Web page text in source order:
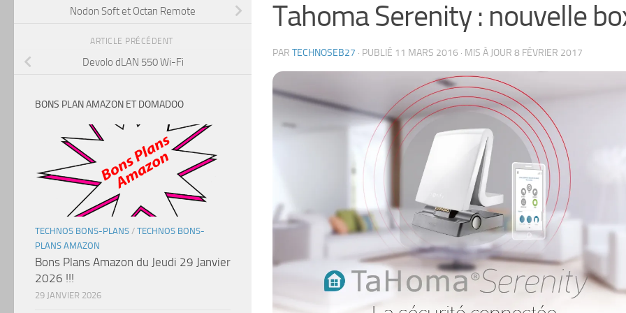
Tahoma Serenity : nouvelle
PAR TECHNOSEB27 · PUBLIÉ 11 MARS 2016 · MIS À JOUR 8 FÉVRIER 2017
Nodon Soft et Octan Remote
ARTICLE PRÉCÉDENT
Devolo dLAN 550 Wi-Fi
BONS PLAN AMAZON ET DOMADOO
TECHNOS BONS-PLANS / TECHNOS BONS-
PLANS AMAZON
Bons Plans Amazon du Jeudi 29 Janvier
2026 !!!
29 JANVIER 2026